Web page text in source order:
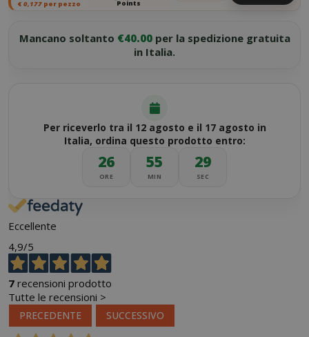
€ 0,177per pezzo Points
Mancano soltanto €40.00per la spedizione gratuita
in Italia.
Per riceverlo tra il 12 agosto e il 17 agosto in
Italia, ordina questo prodotto entro:
26
ORE
55
MIN
28
SEC
Eccellente
4,9/5
7 recensioni prodotto
Tutte le recensioni >
PRECEDENTE SUCCESSIVO